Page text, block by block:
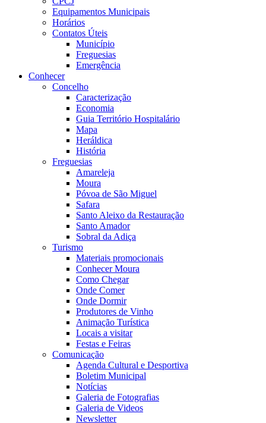
Equipamentos Municipais
Horários
Contatos Úteis
Município
Freguesias
Emergência
Conhecer
Concelho
Caracterização
Economia
Guia Território Hospitalário
Mapa
Heráldica
História
Freguesias
Amareleja
Moura
Póvoa de São Miguel
Safara
Santo Aleixo da Restauração
Santo Amador
Sobral da Adiça
Turismo
Materiais promocionais
Conhecer Moura
Como Chegar
Onde Comer
Onde Dormir
Produtores de Vinho
Animação Turística
Locais a visitar
Festas e Feiras
Comunicação
Agenda Cultural e Desportiva
Boletim Municipal
Notícias
Galeria de Fotografias
Galeria de Videos
Newsletter